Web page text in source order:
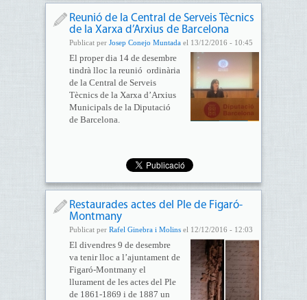
Reunió de la Central de Serveis Tècnics
de la Xarxa d’Arxius de Barcelona
Publicat per Josep Conejo Muntadael 13/12/2016 - 10:45
El proper dia 14 de desembre
tindrà lloc la reunió ordinària
de la Central de Serveis
Tècnics de la Xarxa d’Arxius
Municipals de la Diputació
de Barcelona.
Restaurades actes del Ple de Figaró-
Montmany
Publicat per Rafel Ginebra i Molinsel 12/12/2016 - 12:03
El divendres 9 de desembre
va tenir lloc a l’ajuntament de
Figaró-Montmany el
llurament de les actes del Ple
de 1861-1869 i de 1887 un